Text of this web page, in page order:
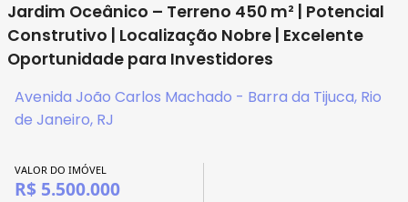
Jardim Oceânico – Terreno 450 m² | Potencial
Construtivo | Localização Nobre | Excelente
Oportunidade para Investidores
Avenida João Carlos Machado - Barra da Tijuca, Rio
de Janeiro, RJ
VALOR DO IMÓVEL
R$ 5.500.000